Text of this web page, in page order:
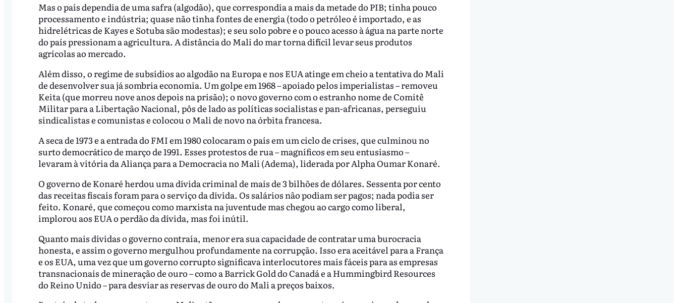
Mas o país dependia de uma safra (algodão), que correspondia a mais da metade do PIB; tinha pouco
processamento e indústria; quase não tinha fontes de energia (todo o petróleo é importado, e as
hidrelétricas de Kayes e Sotuba são modestas); e seu solo pobre e o pouco acesso à água na parte norte
do país pressionam a agricultura. A distância do Mali do mar torna difícil levar seus produtos
agrícolas ao mercado.
Além disso, o regime de subsídios ao algodão na Europa e nos EUA atinge em cheio a tentativa do Mali
de desenvolver sua já sombria economia. Um golpe em 1968 – apoiado pelos imperialistas – removeu
Keita (que morreu nove anos depois na prisão); o novo governo com o estranho nome de Comitê
Militar para a Libertação Nacional, pôs de lado as políticas socialistas e pan-africanas, perseguiu
sindicalistas e comunistas e colocou o Mali de novo na órbita francesa.
A seca de 1973 e a entrada do FMI em 1980 colocaram o país em um ciclo de crises, que culminou no
surto democrático de março de 1991. Esses protestos de rua – magníficos em seu entusiasmo –
levaram à vitória da Aliança para a Democracia no Mali (Adema), liderada por Alpha Oumar Konaré.
O governo de Konaré herdou uma dívida criminal de mais de 3 bilhões de dólares. Sessenta por cento
das receitas fiscais foram para o serviço da dívida. Os salários não podiam ser pagos; nada podia ser
feito. Konaré, que começou como marxista na juventude mas chegou ao cargo como liberal,
implorou aos EUA o perdão da dívida, mas foi inútil.
Quanto mais dívidas o governo contraía, menor era sua capacidade de contratar uma burocracia
honesta, e assim o governo mergulhou profundamente na corrupção. Isso era aceitável para a França
e os EUA, uma vez que um governo corrupto significava interlocutores mais fáceis para as empresas
transnacionais de mineração de ouro – como a Barrick Gold do Canadá e a Hummingbird Resources
do Reino Unido – para desviar as reservas de ouro do Mali a preços baixos.